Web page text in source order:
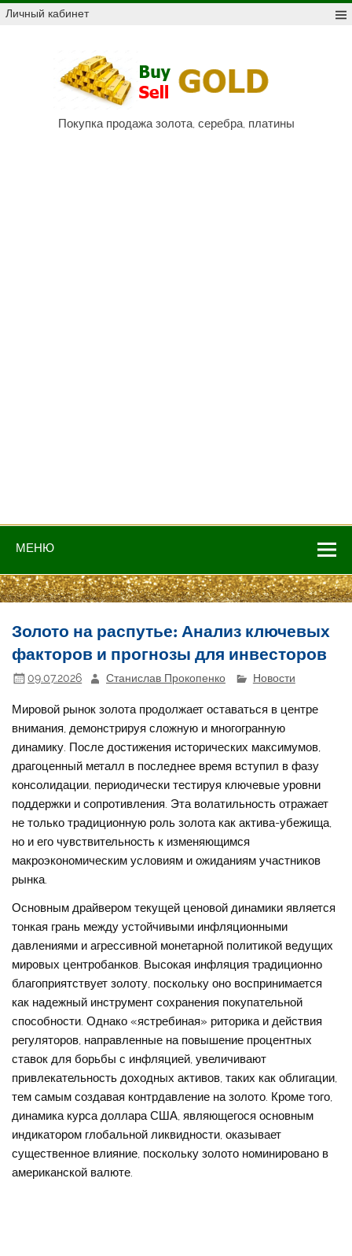
Skip
toЛичный кабинет
Покупка продажа золота, серебра, платины
МЕНЮ
Золото на распутье: Анализ ключевых
факторов и прогнозы для инвесторов
09.07.2026 Станислав Прокопенко Новости
Мировой рынок золота продолжает оставаться в центре
внимания, демонстрируя сложную и многогранную
динамику. После достижения исторических максимумов,
драгоценный металл в последнее время вступил в фазу
консолидации, периодически тестируя ключевые уровни
поддержки и сопротивления. Эта волатильность отражает
не только традиционную роль золота как актива-убежища,
но и его чувствительность к изменяющимся
макроэкономическим условиям и ожиданиям участников
рынка.
Основным драйвером текущей ценовой динамики является
тонкая грань между устойчивыми инфляционными
давлениями и агрессивной монетарной политикой ведущих
мировых центробанков. Высокая инфляция традиционно
благоприятствует золоту, поскольку оно воспринимается
как надежный инструмент сохранения покупательной
способности. Однако «ястребиная» риторика и действия
регуляторов, направленные на повышение процентных
ставок для борьбы с инфляцией, увеличивают
привлекательность доходных активов, таких как облигации,
тем самым создавая контрдавление на золото. Кроме того,
динамика курса доллара США, являющегося основным
индикатором глобальной ликвидности, оказывает
существенное влияние, поскольку золото номинировано в
американской валюте.